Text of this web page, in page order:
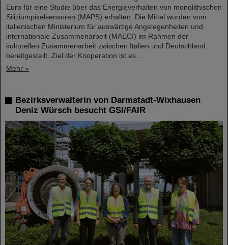
Euro für eine Studie über das Energieverhalten von monolithischen
Siliziumpixelsensoren (MAPS) erhalten. Die Mittel wurden vom
italienischen Ministerium für auswärtige Angelegenheiten und
internationale Zusammenarbeit (MAECI) im Rahmen der
kulturellen Zusammenarbeit zwischen Italien und Deutschland
bereitgestellt. Ziel der Kooperation ist es...
Mehr »
Bezirksverwalterin von Darmstadt-Wixhausen
Deniz Würsch besucht GSI/FAIR